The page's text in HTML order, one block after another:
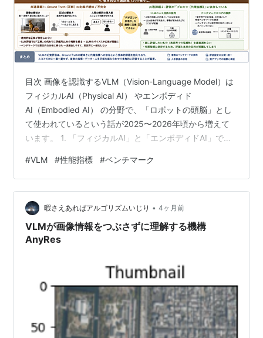
目次 画像を認識するVLM（Vision-Language Model）は
フィジカルAI（Physical AI） やエンボディド
AI（Embodied AI） の分野で、「ロボットの頭脳」とし
て使われているという話が2025〜2026年頃から増えて
います。 1. 「フィジカルAI」と「エンボディドAI」での
環境で行動するエージェント（ロボットなど） を対象と
したAI分野です。ここでは、VLMは単なる「画像を見て
説明するモデル」ではなく、視覚と言語を統合して行動
を生成するモデルとして使われます。 サーベイ論文『A
Survey on V…
#VLM #性能指標 #ベンチマーク
暇さえあればアルゴリズムいじり • 4ヶ月前
VLMが画像情報をつぶさずに理解する機構
AnyRes